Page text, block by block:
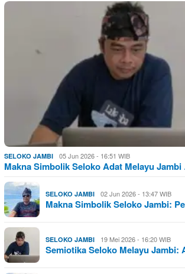
SELOKO JAMBI 05 Jun 2026 - 16:51 WIB
Makna Simbolik Seloko Adat Melayu
SELOKO JAMBI 02 Jun 2026 - 13:47 WIB
Makna Simbolik Seloko Jambi:
SELOKO JAMBI 19 Mei 2026 - 16:20 WIB
Semiotika Seloko Melayu